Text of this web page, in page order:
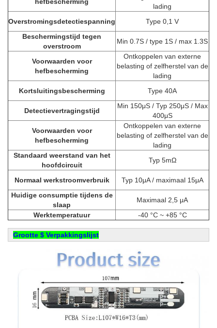
lading
Overstromingsdetectiespanning
Type 0,1 V
Beschermingstijd tegen
overstroom
Min 0.7S / type 1S / max 1.3S
Voorwaarden voor
hefbescherming
Ontkoppelen van externe
belasting of zelfherstel van de
lading
Kortsluitingsbescherming
Type 40A
Detectievertragingstijd
Min 150μS / Typ 250μS / Max
400μS
Voorwaarden voor
hefbescherming
Ontkoppelen van externe
belasting of zelfherstel van de
lading
Standaard weerstand van het
hoofdcircuit
Typ 5mΩ
Normaal werkstroomverbruik
Typ 10μA / maximaal 15μA
Huidige consumptie tijdens de
slaap
Maximaal 2,5 μA
Werktemperatuur
-40 °C ~ +85 °C
Grootte $ Verpakkingslijst